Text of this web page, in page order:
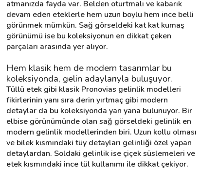
atmanızda fayda var. Belden oturtmalı ve kabarık
devam eden eteklerle hem uzun boylu hem ince belli
görünmek mümkün. Sağ görseldeki kat kat kumaş
görünümü ise bu koleksiyonun en dikkat çeken
parçaları arasında yer alıyor.
Hem klasik hem de modern tasarımlar bu
koleksiyonda, gelin adaylarıyla buluşuyor.
Tüllü etek gibi klasik Pronovias gelinlik modelleri
fikirlerinin yanı sıra derin yırtmaç gibi modern
detaylar da bu koleksiyonda yan yana bulunuyor. Bir
elbise görünümünde olan sağ görseldeki gelinlik en
modern gelinlik modellerinden biri. Uzun kollu olması
ve bilek kısmındaki tüy detayları gelinliği özel yapan
detaylardan. Soldaki gelinlik ise çiçek süslemeleri ve
etek kısmındaki ince tül kullanımı ile dikkat çekiyor.